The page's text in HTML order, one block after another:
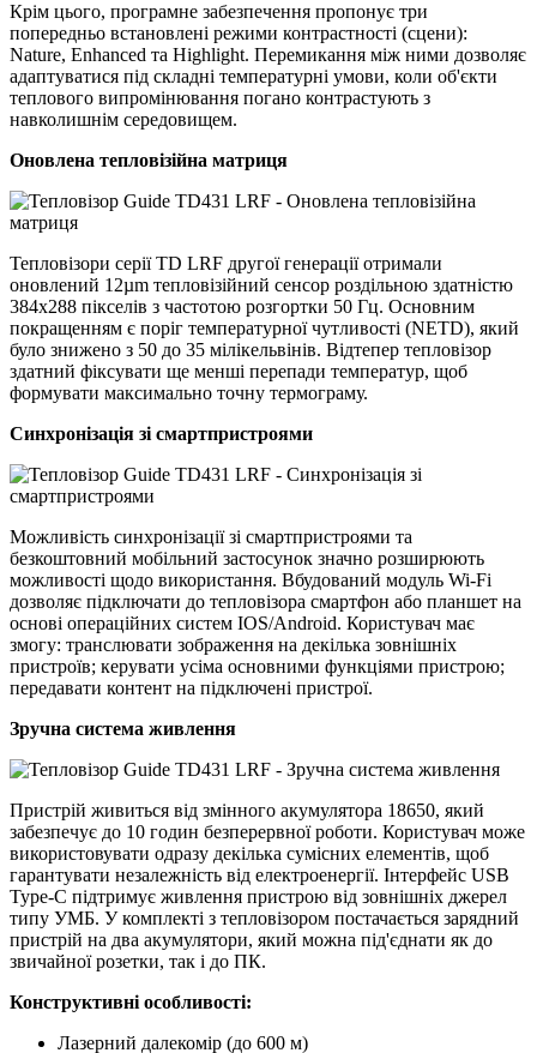
Крім цього, програмне забезпечення пропонує три
попередньо встановлені режими контрастності (сцени):
Nature, Enhanced та Highlight. Перемикання між ними дозволяє
адаптуватися під складні температурні умови, коли об'єкти
теплового випромінювання погано контрастують з
навколишнім середовищем.
Оновлена тепловізійна матриця
Тепловізори серії TD LRF другої генерації отримали
оновлений 12µm тепловізійний сенсор роздільною здатністю
384х288 пікселів з частотою розгортки 50 Гц. Основним
покращенням є поріг температурної чутливості (NETD), який
було знижено з 50 до 35 мілікельвінів. Відтепер тепловізор
здатний фіксувати ще менші перепади температур, щоб
формувати максимально точну термограму.
Синхронізація зі смартпристроями
Можливість синхронізації зі смартпристроями та
безкоштовний мобільний застосунок значно розширюють
можливості щодо використання. Вбудований модуль Wi-Fi
дозволяє підключати до тепловізора смартфон або планшет на
основі операційних систем IOS/Android. Користувач має
змогу: транслювати зображення на декілька зовнішніх
пристроїв; керувати усіма основними функціями пристрою;
передавати контент на підключені пристрої.
Зручна система живлення
Пристрій живиться від змінного акумулятора 18650, який
забезпечує до 10 годин безперервної роботи. Користувач може
використовувати одразу декілька сумісних елементів, щоб
гарантувати незалежність від електроенергії. Інтерфейс USB
Type-C підтримує живлення пристрою від зовнішніх джерел
типу УМБ. У комплекті з тепловізором постачається зарядний
пристрій на два акумулятори, який можна під'єднати як до
звичайної розетки, так і до ПК.
Конструктивні особливості:
Лазерний далекомір (до 600 м)